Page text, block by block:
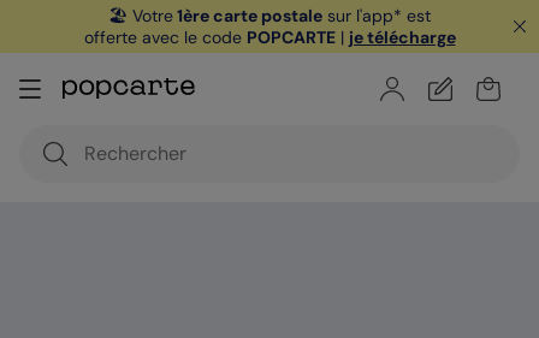
🏖️ Votre1ère carte postale sur l'app* est
offerte avec le code POPCARTE| je télécharge